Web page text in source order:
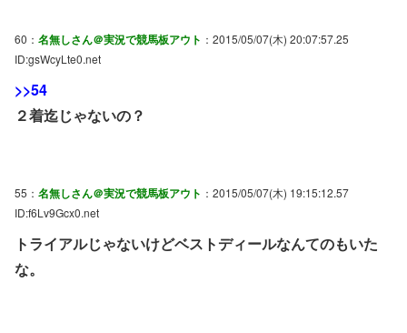
60： 名無しさん＠実況で競馬板アウト ：2015/05/07(木) 20:07:57.25
ID:gsWcyLte0.net
>>54
２着迄じゃないの？
55： 名無しさん＠実況で競馬板アウト ：2015/05/07(木) 19:15:12.57
ID:f6Lv9Gcx0.net
トライアルじゃないけどベストディールなんてのもいた
な。